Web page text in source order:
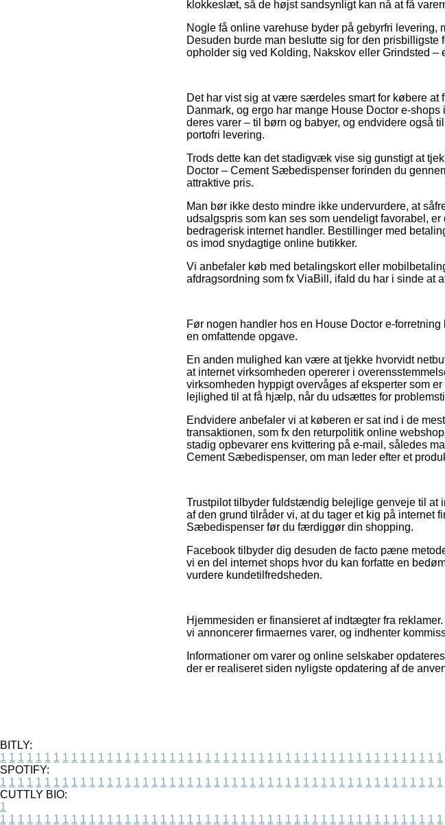
klokkeslæt, så de højst sandsynligt kan nå at få
Nogle få online varehuse byder på gebyrfri
Desuden burde man beslutte sig for den
opholder sig ved Kolding, Nakskov eller Grindsted –
Det har vist sig at være særdeles smart for købere at
Danmark, og ergo har mange House Doctor e-
deres varer – til børn og babyer, og endvidere også
portofri levering.
Trods dette kan det stadigvæk vise sig gunstigt at
Doctor – Cement Sæbedispenser forinden du
attraktive pris.
Man bør ikke desto mindre ikke undervurdere, at
udsalgspris som kan ses som uendeligt favorabel,
bedragerisk internet handler. Bestillinger med
os imod snydagtige online butikker.
Vi anbefaler køb med betalingskort eller
afdragsordning som fx ViaBill, ifald du har i sinde at
Før nogen handler hos en House Doctor e-
en omfattende opgave.
En anden mulighed kan være at tjekke hvorvidt
at internet virksomheden opererer i
virksomheden hyppigt overvåges af eksperter som
lejlighed til at få hjælp, når du udsættes for
Endvidere anbefaler vi at køberen er sat ind i de
transaktionen, som fx den returpolitik online
stadig opbevarer ens kvittering på e-mail, således
Cement Sæbedispenser, om man leder efter et
Trustpilot tilbyder fuldstændig belejlige genveje til at
af den grund tilråder vi, at du tager et kig på internet
Sæbedispenser før du færdiggør din shopping.
Facebook tilbyder dig desuden de facto pæne
vi en del internet shops hvor du kan forfatte en
vurdere kundetilfredsheden.
Hjemmesiden er finansieret af indtægter fra
vi annoncerer firmaernes varer, og indhenter
Informationer om varer og online selskaber
der er realiseret siden nyligste opdatering af de
BITLY:
1 1 1 1 1 1 1 1 1 1 1 1 1 1 1 1 1 1 1 1 1 1 1 1 1 1 1 1 1 1 1 1 1 1 1 1 1 1 1 1 1 1 1 1 1 1 1 1 1 1
SPOTIFY:
1 1 1 1 1 1 1 1 1 1 1 1 1 1 1 1 1 1 1 1 1 1 1 1 1 1 1 1 1 1 1 1 1 1 1 1 1 1 1 1 1 1 1 1 1 1 1 1 1 1
CUTTLY BIO:
1
1 1 1 1 1 1 1 1 1 1 1 1 1 1 1 1 1 1 1 1 1 1 1 1 1 1 1 1 1 1 1 1 1 1 1 1 1 1 1 1 1 1 1 1 1 1 1 1 1 1